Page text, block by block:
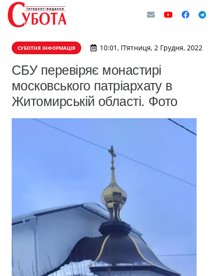
СУБОТНЯ ІНФОРМАЦІЯ 10:01, П’ятниця, 2 Грудня, 2022
СБУ перевіряє монастирі
московського патріархату в
Житомирській області. Фото